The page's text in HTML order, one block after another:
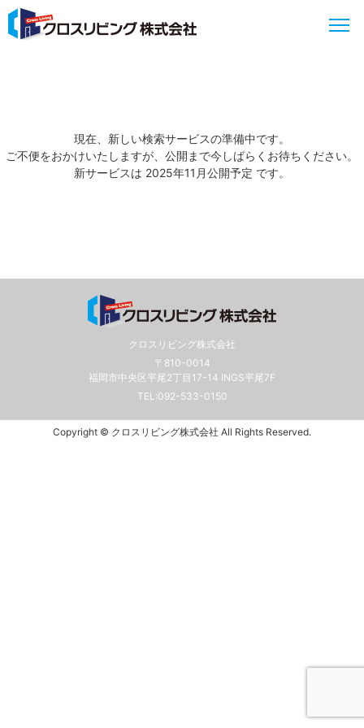
現在、新しい検索サービスの準備中です。
ご不便をおかけいたしますが、公開まで今しばらくお待ちください。
新サービスは 2025年11月公開予定 です。
クロスリビング株式会社
〒810-0014
福岡市中央区平尾2丁目17-14 INGS平尾7F
TEL:092-533-0150
Copyright © クロスリビング株式会社 All Rights Reserved.